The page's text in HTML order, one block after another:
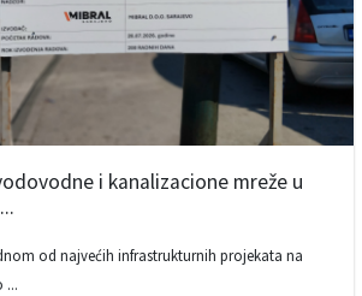
i kanalizacione mreže u
od najvećih infrastrukturnih projekata na
...